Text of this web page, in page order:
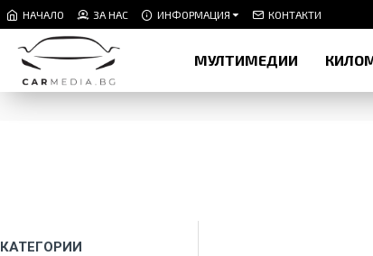
НАЧАЛО ЗА НАС ИНФОРМАЦИЯ КОНТАКТИ
МУЛТИМЕДИИ
КАТЕГОРИИ